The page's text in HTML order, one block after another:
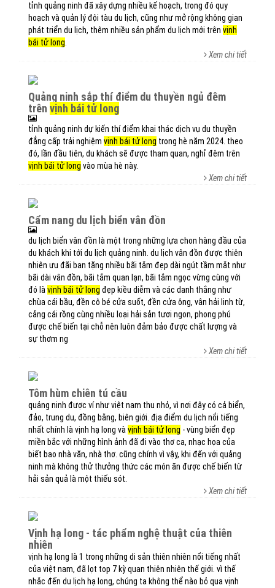
tỉnh quảng ninh đã xây dựng nhiều kế hoạch, trong đó quy
hoạch và quản lý đội tàu du lịch, cũng như mở rộng không gian
phát triển du lịch, thêm nhiều sản phẩm du lịch mới trên vịnh
bái tử long
Xem chi tiết
quảng ninh sắp thí điểm du thuyền ngủ đêm
trên vịnh bái tử long
tỉnh quảng ninh dự kiến thí điểm khai thác dịch vụ du thuyền
đẳng cấp trải nghiệm vịnh bái tử long trong hè năm 2024. theo
đó, lần đầu tiên, du khách sẽ được tham quan, nghỉ đêm trên
vịnh bái tử long vào mùa hè này.
Xem chi tiết
cẩm nang du lịch biển vân đồn
du lịch biển vân đồn là một trong những lựa chon hàng đầu của
du khách khi tới du lịch quảng ninh. du lịch vân đồn được thiên
nhiên ưu đãi ban tặng nhiều bãi tắm đẹp dài ngút tầm mắt như
bãi dài vân đồn, bãi tắm quan lạn, bãi tắm ngọc vừng cùng với
đó là vịnh bái tử long đẹp kiều diễm và các danh thắng như
chùa cái bầu, đền cô bé cửa suốt, đền cửa ông, vân hải linh từ,
cảng cái rồng cùng nhiều loại hải sản tươi ngon, phong phú
được chế biến tại chỗ nên luôn đảm bảo được chất lượng và
sự thơm ng
Xem chi tiết
tôm hùm chiên tú cầu
quảng ninh được ví như việt nam thu nhỏ, vì nơi đây có cả biển,
đảo, trung du, đồng bằng, biên giới. địa điểm du lịch nổi tiếng
nhất chính là vịnh hạ long và vịnh bái tử long - vùng biển đẹp
miền bắc với những hình ảnh đã đi vào thơ ca, nhạc họa của
biết bao nhà văn, nhà thơ. cũng chính vì vậy, khi đến với quảng
ninh mà không thử thưởng thức các món ăn được chế biến từ
hải sản quả là một thiếu sót.
Xem chi tiết
vịnh hạ long - tác phẩm nghệ thuật của thiên
nhiên
vịnh hạ long là 1 trong những di sản thiên nhiên nổi tiếng nhất
của việt nam, đã lọt top 7 kỳ quan thiên nhiên thế giới. vì thế
nhắc đến du lịch hạ long, chúng ta không thể nào bỏ qua vịnh